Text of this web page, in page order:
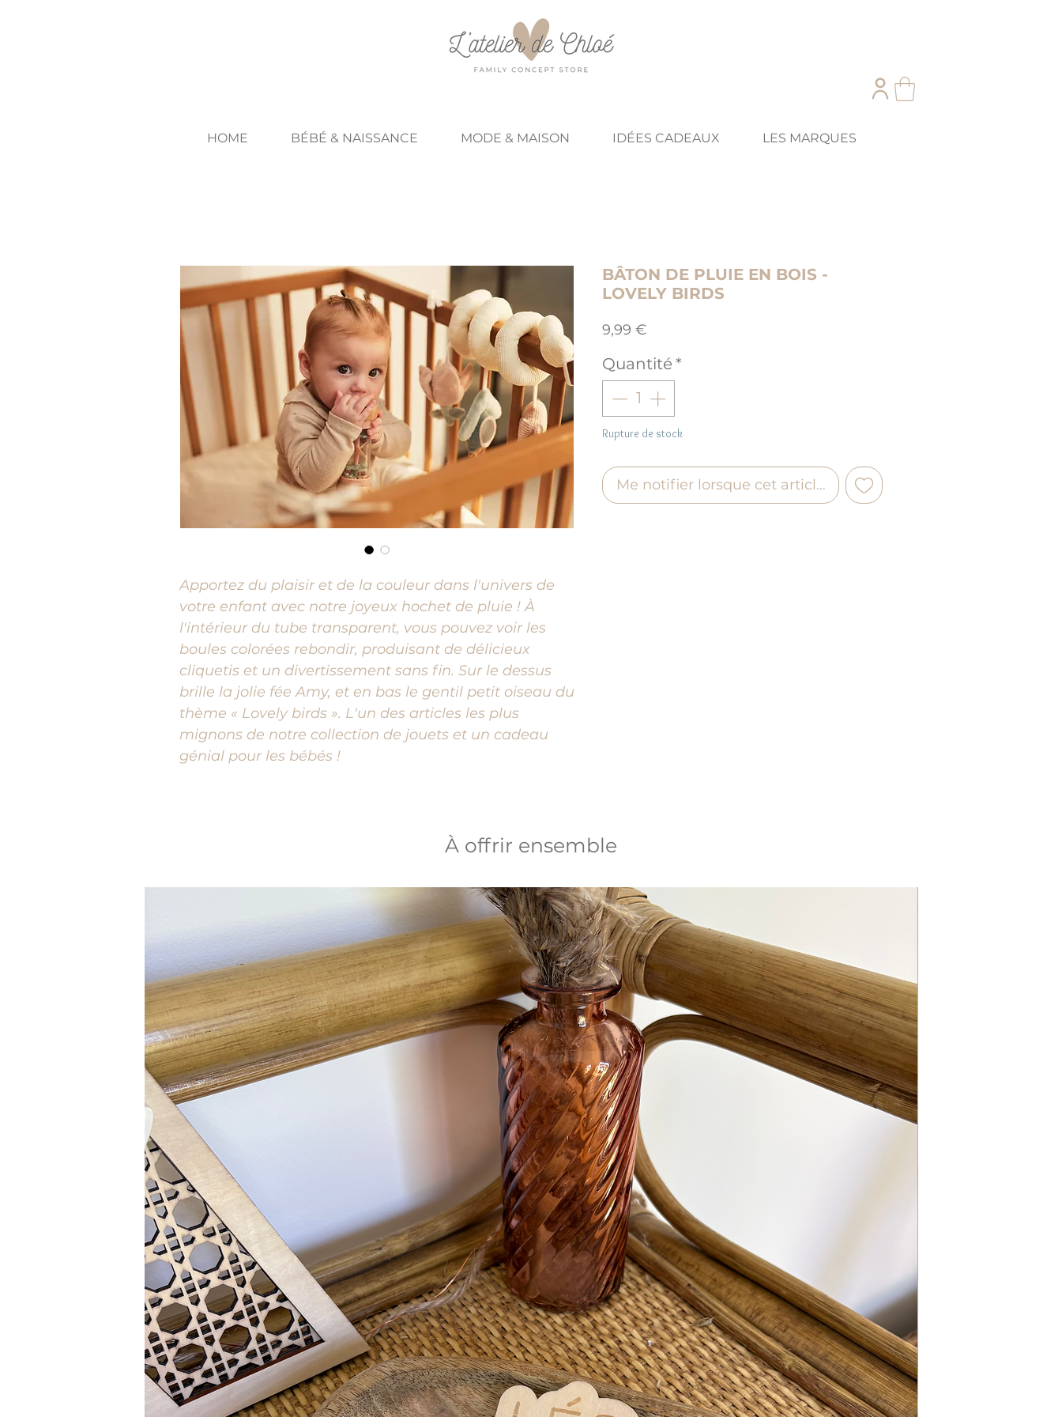
HOME BÉBÉ & NAISSANCE MODE & MAISON IDÉES CADEAUX LES MARQUES
Apportez du plaisir et de la couleur dans l'univers de
votre enfant avec notre joyeux hochet de pluie ! À
l'intérieur du tube transparent, vous pouvez voir les
boules colorées rebondir, produisant de délicieux
cliquetis et un divertissement sans fin. Sur le dessus
brille la jolie fée Amy, et en bas le gentil petit oiseau du
thème « Lovely birds ». L'un des articles les plus
mignons de notre collection de jouets et un cadeau
génial pour les bébés !
BÂTON DE PLUIE EN BOIS -
LOVELY BIRDS
9,99 €Prix
Quantité *
Rupture de stock
Me notifier lorsque cet article est disponible
À offrir ensemble